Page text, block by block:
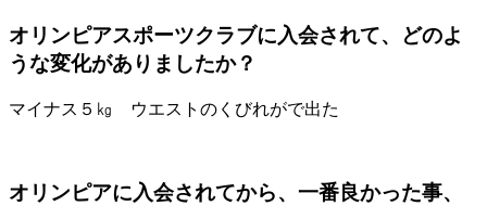
オリンピアスポーツクラブに入会されて、どのよ
うな変化がありましたか？
マイナス５㎏ ウエストのくびれがで出た
オリンピアに入会されてから、一番良かった事、